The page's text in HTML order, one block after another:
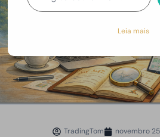
TradingTom novembro
Leia mais